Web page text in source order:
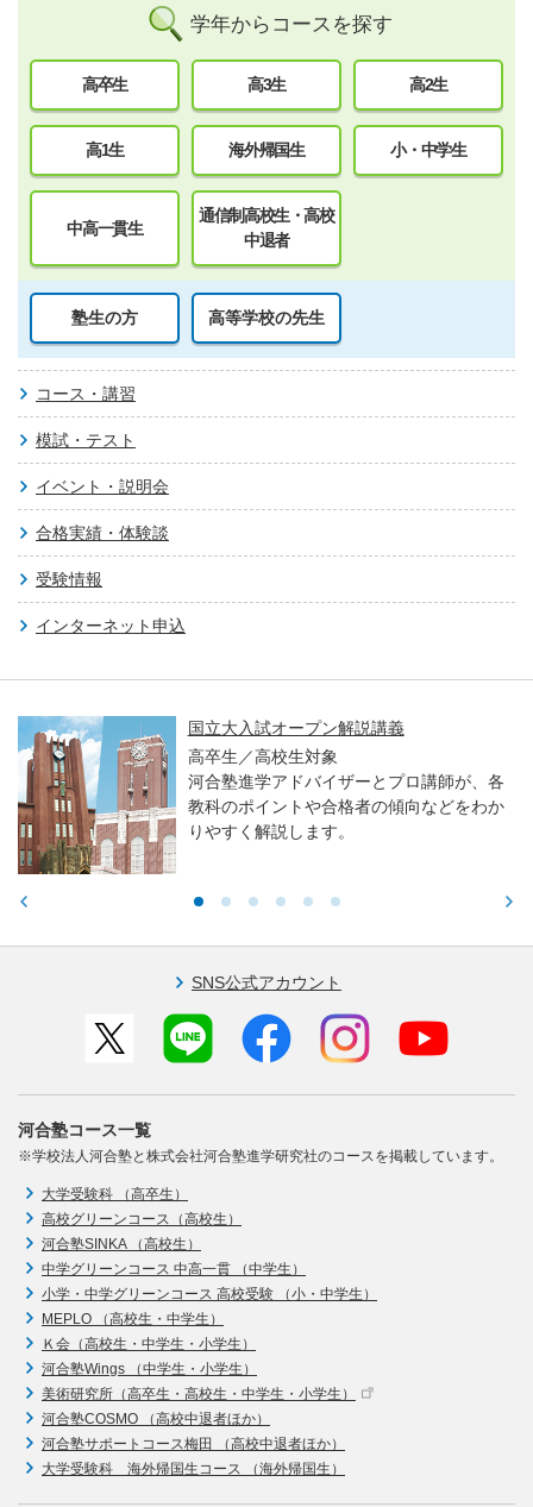
学年からコースを探す
高卒生 高3生 高2生
高1生 海外帰国生 小・中学生
中高一貫生
通信制高校生・高校
中退者
塾生の方 高等学校の先生
コース・講習
模試・テスト
イベント・説明会
合格実績・体験談
受験情報
インターネット申込
国立大入試オープン解説講義
高卒生／高校生対象
河合塾進学アドバイザーとプロ講師が、各
教科のポイントや合格者の傾向などをわか
りやすく解説します。
SNS公式アカウント
河合塾コース一覧
※学校法人河合塾と株式会社河合塾進学研究社のコースを掲載しています。
大学受験科 （高卒生）
高校グリーンコース（高校生）
河合塾SINKA （高校生）
中学グリーンコース 中高一貫 （中学生）
小学・中学グリーンコース 高校受験 （小・中学生）
MEPLO （高校生・中学生）
Ｋ会（高校生・中学生・小学生）
河合塾Wings （中学生・小学生）
美術研究所（高卒生・高校生・中学生・小学生）
河合塾COSMO （高校中退者ほか）
河合塾サポートコース梅田 （高校中退者ほか）
大学受験科 海外帰国生コース （海外帰国生）